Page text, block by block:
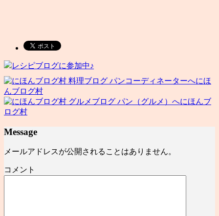
レシピブログに参加中♪
にほ
んブログ村
にほんブ
ログ村
Message
メールアドレスが公開されることはありません。
コメント